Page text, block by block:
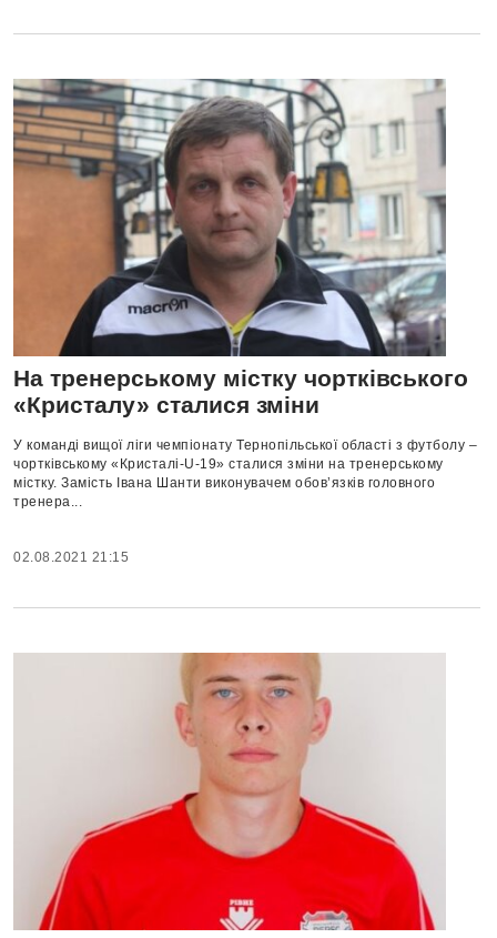
На тренерському містку чортківського
«Кристалу» сталися зміни
У команді вищої ліги чемпіонату Тернопільської області з футболу –
чортківському «Кристалі-U-19» сталися зміни на тренерському
містку. Замість Івана Шанти виконувачем обов’язків головного
тренера...
02.08.2021 21:15